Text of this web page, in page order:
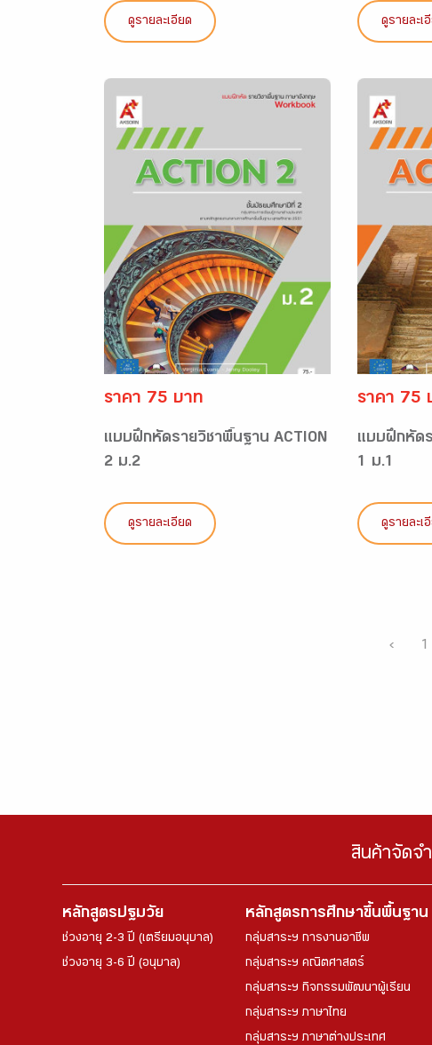
ดูรายละเอียด ดูรายละเ
ราคา 75 บาท
แบบฝึกหัดรายวิชาพื้นฐาน ACTION
2 ม.2
ดูรายละเอียด
ราคา 75
แบบฝึกหัด
1 ม.1
ดูรายละเ
‹ 1
สินค้าจัดจ
หลักสูตรปฐมวัย
ช่วงอายุ 2-3 ปี (เตรียมอนุบาล)
ช่วงอายุ 3-6 ปี (อนุบาล)
หลักสูตรการศึกษาขึ้นพื้นฐาน
กลุ่มสาระฯ การงานอาชีพ
กลุ่มสาระฯ คณิตศาสตร์
กลุ่มสาระฯ กิจกรรมพัฒนาผู้เรียน
กลุ่มสาระฯ ภาษาไทย
กลุ่มสาระฯ ภาษาต่างประเทศ